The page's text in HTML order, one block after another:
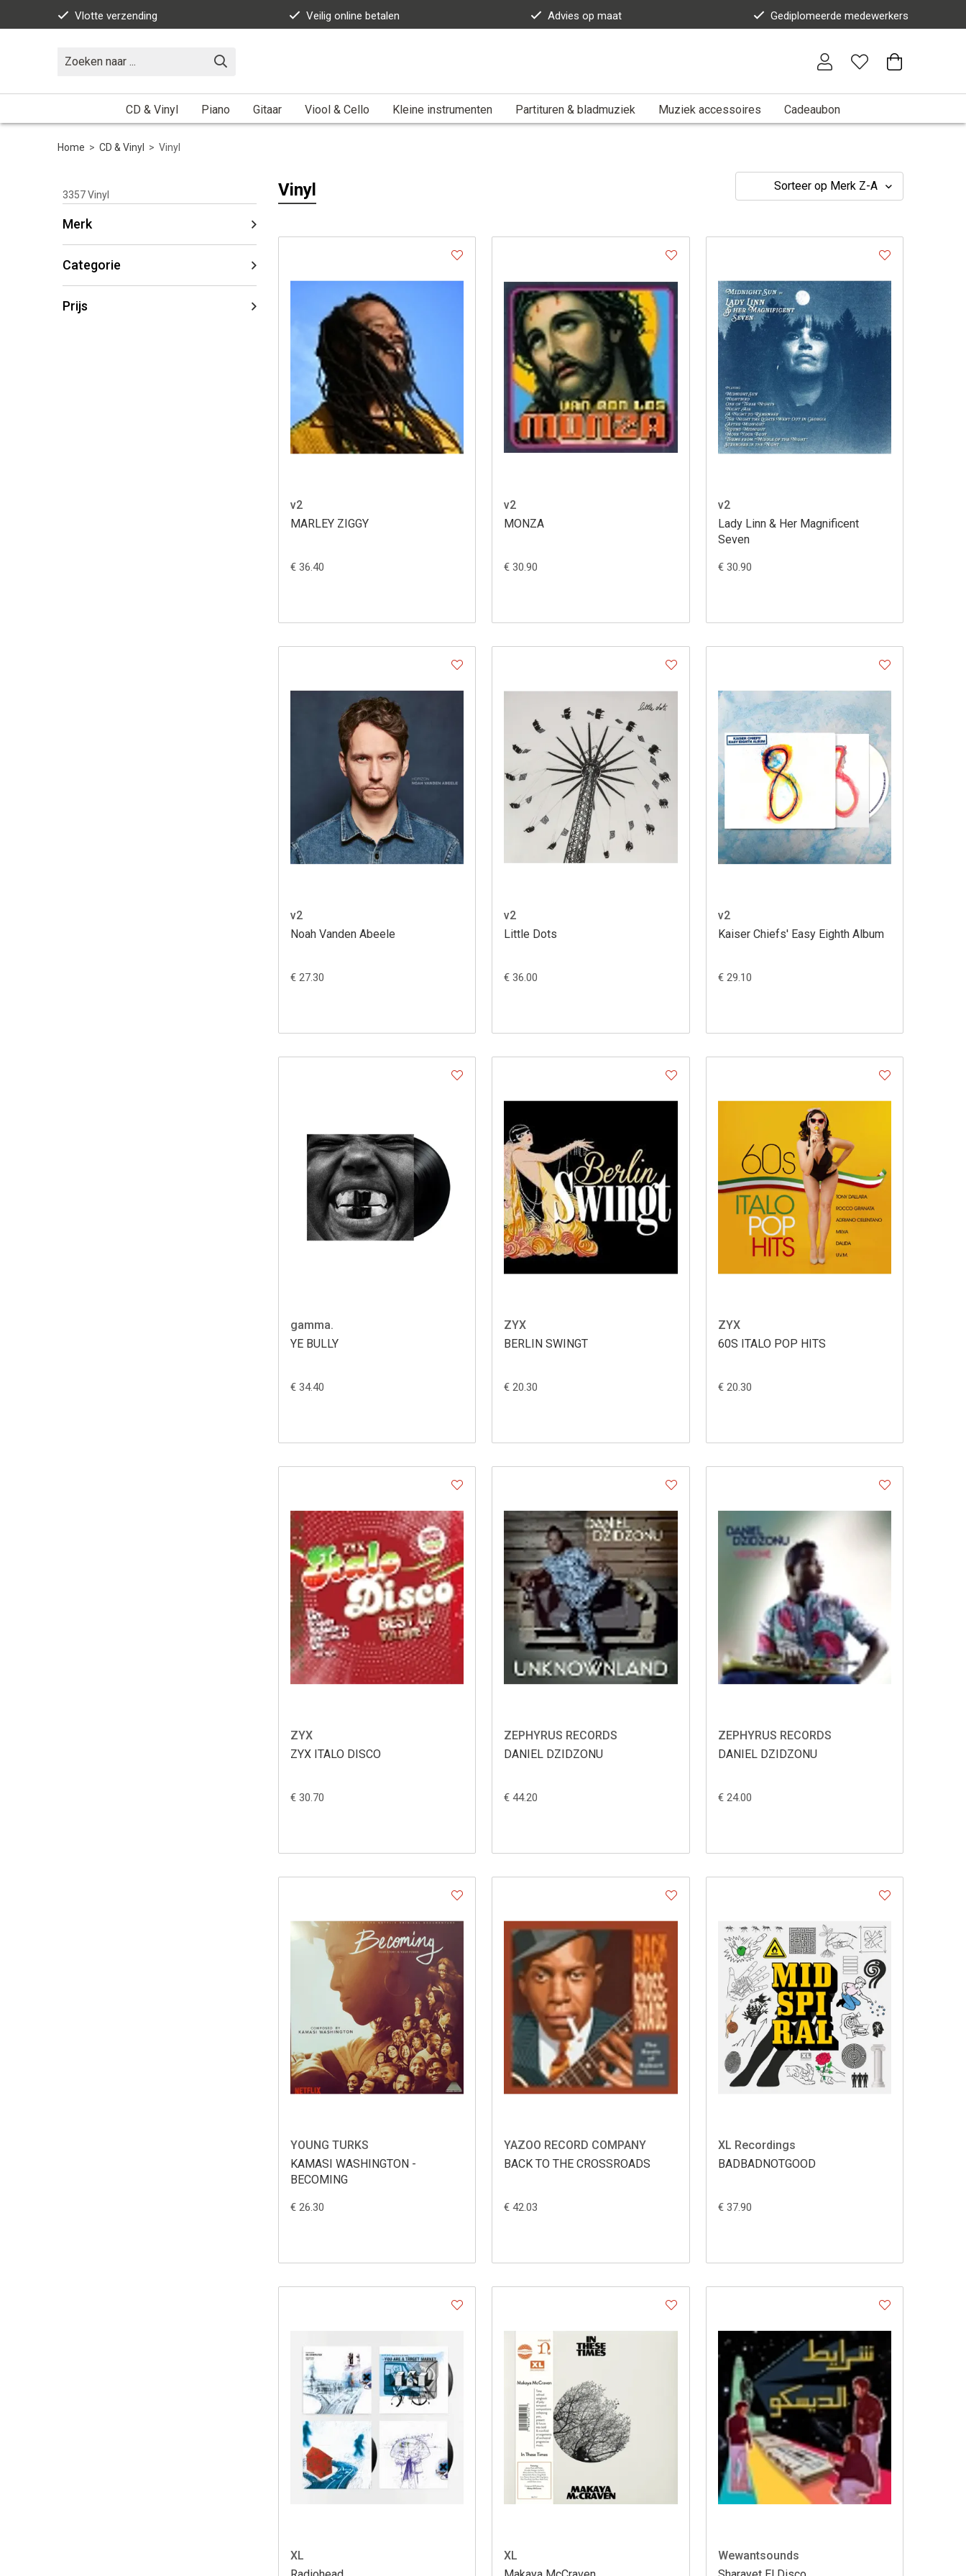
Vlotte verzending Veilig online betalen Advies op maat Gediplomeerde medewerkers
CD & Vinyl Piano Gitaar Viool & Cello Kleine instrumenten Partituren & bladmuziek Muziek accessoires Cadeaubon
Home > CD & Vinyl > Vinyl
3357Vinyl
Merk
Categorie
Prijs
Vinyl
v2
MARLEY ZIGGY
€ 36.40
v2
MONZA
€ 30.90
v2
Lady Linn & Her Magnificent
Seven
€ 30.90
v2
Noah Vanden Abeele
€ 27.30
v2
Little Dots
€ 36.00
v2
Kaiser Chiefs' Easy Eighth Album
€ 29.10
gamma.
YE BULLY
€ 34.40
ZYX
BERLIN SWINGT
€ 20.30
ZYX
60S ITALO POP HITS
€ 20.30
ZYX
ZYX ITALO DISCO
€ 30.70
ZEPHYRUS RECORDS
DANIEL DZIDZONU
€ 44.20
ZEPHYRUS RECORDS
DANIEL DZIDZONU
€ 24.00
YOUNG TURKS
KAMASI WASHINGTON -
BECOMING
€ 26.30
YAZOO RECORD COMPANY
BACK TO THE CROSSROADS
€ 42.03
XL Recordings
BADBADNOTGOOD
€ 37.90
XL
XL
Wewantsounds